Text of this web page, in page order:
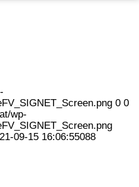
0 0
wp-
09-15 16:06:55088